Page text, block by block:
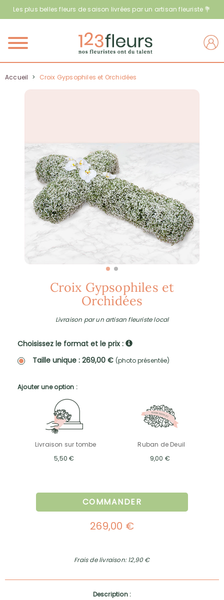
Les plus belles fleurs de saison livrées par un artisan fleuriste 💐
Menu
Accueil > Croix Gypsophiles et Orchidées
Croix Gypsophiles et
Orchidées
Livraison par un artisan fleuriste local
Choisissez le format et le prix :
Taille unique : 269,00 € (photo présentée)
Ajouter une option :
Livraison sur tombe
5,50 €
Ruban de Deuil
9,00 €
COMMANDER
269,00 €
Frais de livraison: 12,90 €
Description :